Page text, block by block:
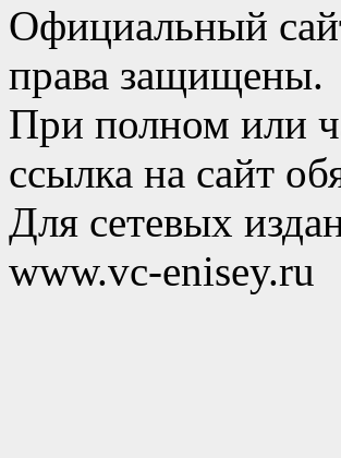
Официальный
права защищены.
При полном или
ссылка на сайт
Для сетевых
www.vc-enisey.ru